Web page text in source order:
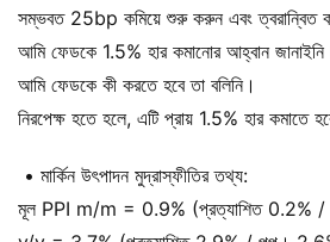
সম্ভবত 25bp কমিয়ে শুরু করুন এবং ত্বরান্বিত
আমি ফেডকে 1.5% হার কমানোর আহ্বান
আমি ফেডকে কী করতে হবে তা বলিনি।
নিরপেক্ষ হতে হলে, এটি প্রায় 1.5% হার কমাতে
• মার্কিন উৎপাদন মুদ্রাস্ফীতির তথ্য:
মূল PPI m/m = 0.9% (প্রত্যাশিত 0.2%